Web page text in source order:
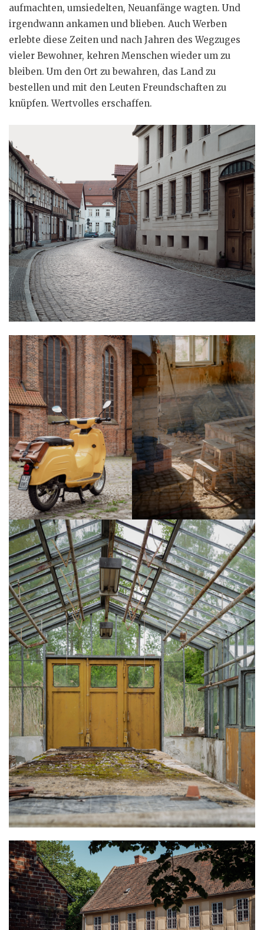
aufmachten, umsiedelten, Neuanfänge wagten. Und
irgendwann ankamen und blieben. Auch Werben
erlebte diese Zeiten und nach Jahren des Wegzuges
vieler Bewohner, kehren Menschen wieder um zu
bleiben. Um den Ort zu bewahren, das Land zu
bestellen und mit den Leuten Freundschaften zu
knüpfen. Wertvolles erschaffen.